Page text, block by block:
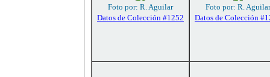
Foto por: R. Aguilar
Datos de Colección #1252
Foto por: R. Aguilar
Datos de Colección